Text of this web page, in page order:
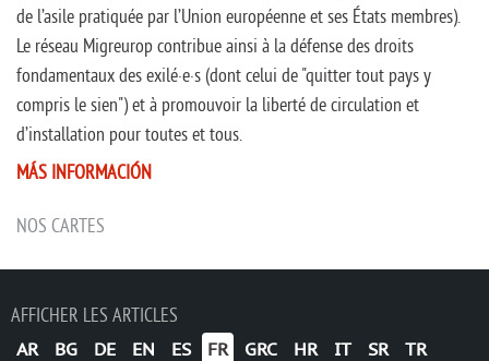
de l’asile pratiquée par l’Union européenne et ses États membres).
Le réseau Migreurop contribue ainsi à la défense des droits
fondamentaux des exilé·e·s (dont celui de "quitter tout pays y
compris le sien") et à promouvoir la liberté de circulation et
d’installation pour toutes et tous.
MÁS INFORMACIÓN
NOS CARTES
AFFICHER LES ARTICLES
AR BG DE EN ES FR GRC HR IT SR TR